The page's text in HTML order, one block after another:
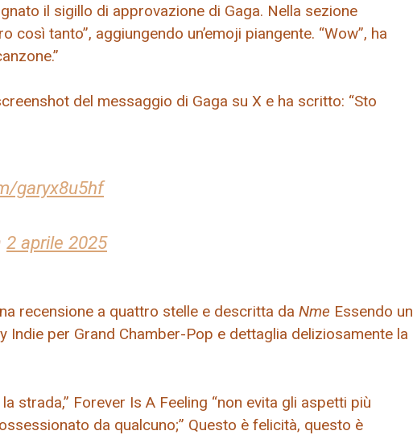
il sigillo di approvazione di Gaga. Nella sezione
così tanto”, aggiungendo un’emoji piangente. “Wow”, ha
del messaggio di Gaga su X e ha scritto: “Sto
garyx8u5hf
2 aprile 2025
recensione a quattro stelle e descritta da Nme Essendo un
Indie per Grand Chamber-Pop e dettaglia deliziosamente la
strada,” Forever Is A Feeling “non evita gli aspetti più
da qualcuno;” Questo è felicità, questo è